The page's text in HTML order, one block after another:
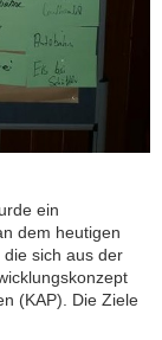
ein
dem heutigen
sich aus der
(KAP). Die Ziele